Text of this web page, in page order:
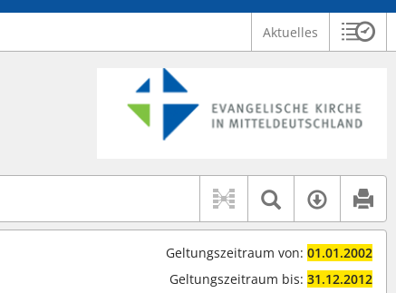
Aktuelles
auch: "Pfarrerinitiative" oder "Pfarrerausschuss".
Logo Ev. Kirche in Mitteldeutschland
Textsuche
Geltungszeitraum von: 01.01.2002
Geltungszeitraum bis: 31.12.2012